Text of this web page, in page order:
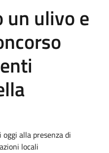
ulivo e
alla presenza di
locali